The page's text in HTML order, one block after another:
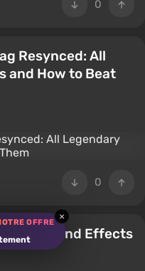
OFFRE
×
0
Resynced: All
and How to Beat
0
Skulls and Effects